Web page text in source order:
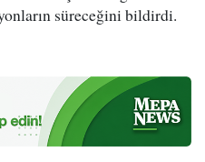
süreceğini bildirdi.